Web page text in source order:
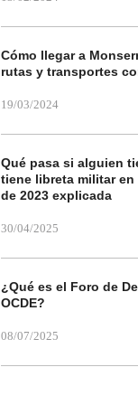
Cómo llegar a
rutas y transportes
19/03/2024
Qué pasa si alguien
tiene libreta militar en
de 2023 explicada
30/04/2025
¿Qué es el Foro de
OCDE?
08/07/2025